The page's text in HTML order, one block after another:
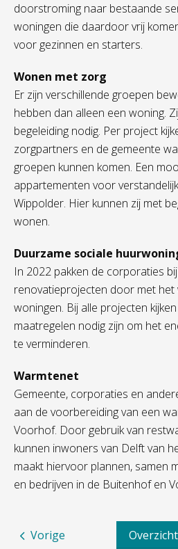
doorstroming naar bestaande
woningen die daardoor vrij
voor gezinnen en starters.
Wonen met zorg
Er zijn verschillende groepen
hebben dan alleen een woning.
begeleiding nodig. Per project
zorgpartners en de gemeente
groepen kunnen komen. Een
appartementen voor
Wippolder. Hier kunnen zij met
wonen.
Duurzame sociale
In 2022 pakken de corporaties
renovatieprojecten door met het
woningen. Bij alle projecten
maatregelen nodig zijn om het
te verminderen.
Warmtenet
Gemeente, corporaties en
aan de voorbereiding van een
Voorhof. Door gebruik van
kunnen inwoners van Delft van
maakt hiervoor plannen, samen
en bedrijven in de Buitenhof en
Overzicht
Vorige